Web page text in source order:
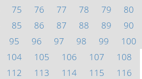
75 76 77 78 79
80
85 86 87 88 89
90
95 96 97 98 99
100
104 105 106 107
108
112 113 114 115
116